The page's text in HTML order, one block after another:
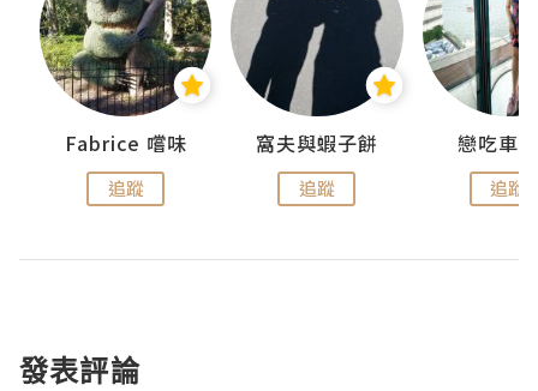
Fabrice 嚐味
追蹤
窩夫與蝦子餅
追蹤
戀吃車
追蹤
發表評論